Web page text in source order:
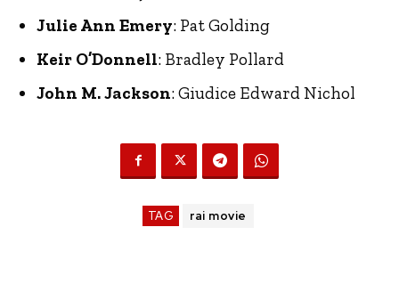
Julie Ann Emery: Pat Golding
Keir O’Donnell: Bradley Pollard
John M. Jackson: Giudice Edward Nichol
TAG rai movie